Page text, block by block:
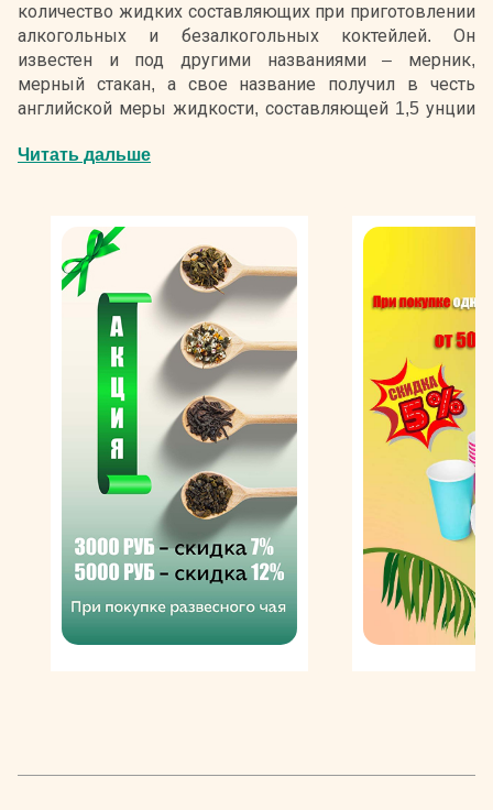
количество жидких составляющих при приготовлении
алкогольных и безалкогольных коктейлей. Он
известен и под другими названиями – мерник,
мерный стакан, а свое название получил в честь
английской меры жидкости, составляющей 1,5 унции
инструмент по форме напоминает песочные часы и
стаканчиков нанесены деления, благодаря которым
очень удобно отмерять нужное количество
ингредиентов. Для определения объема джиггера
используют унции и современные метрические
единицы – миллилитры или сантилитры (1 сл = 10 мл).
Существует три размера мерников – 20/40 мл, 25/50
мл, 30/60 мл, среди которых наиболее востребован
объем 25/50 мл.
Наиболее распространенный материал для
изготовления джиггеров – нержавеющая сталь. Это
прочный и безопасный инертный материал, не
вступающий в контакт с пищевыми продуктами,
обладающий долговечностью и практичностью в
уходе. Лаконичный дизайн стального изделия с
покрытием различных оттенков (золото, медь, черный
цвет) позволяет вписаться ему в любой интерьер.
Вариации из прочного термостойкого стекла обладают
Читать дальше